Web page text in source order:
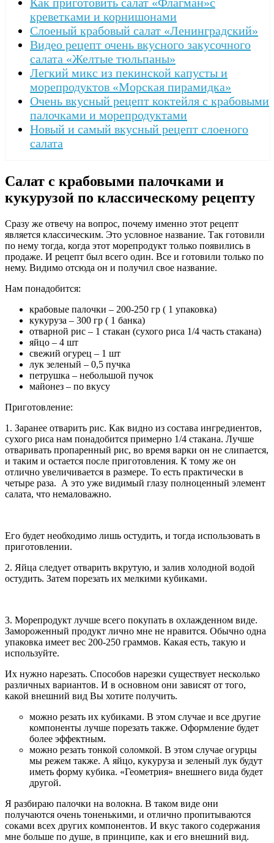
креветками и корнишонами
Слоеный крабовый салат «Ленинградский»
Видео рецепт очень вкусного закусочного
салата «Желтые тюльпаны»
Легкий микс из пекинской капусты и
морепродуктов «Морская пирамидка»
Очень вкусный рецепт коктейля с крабовыми
палочками и морепродуктами
Новый и самый вкусный рецепт слоеного
салата
Салат с крабовыми палочками и
кукурузой по классическому рецепту
Сразу же отвечу на вопрос, почему именно этот рецепт
является классическим. Это условное название. Так готовили
по нему тогда, когда этот морепродукт только появились в
продаже. И рецепт был всего один. Все и готовили только по
нему. Видимо отсюда он и получил свое название.
Нам понадобится:
крабовые палочки – 200-250 гр ( 1 упаковка)
кукуруза – 300 гр ( 1 банка)
отварной рис – 1 стакан (сухого риса 1/4 часть стакана)
яйцо – 4 шт
свежий огурец – 1 шт
лук зеленый – 0,5 пучка
петрушка – небольшой пучок
майонез – по вкусу
Приготовление:
1. Заранее отварить рис. Как видно из состава ингредиентов,
сухого риса нам понадобится примерно 1/4 стакана. Лучше
отваривать пропаренный рис, во время варки он не слипается,
и таким и остается после приготовления. К тому же он
отлично увеличивается в размере. То есть практически в
четыре раза. А это уже видимый глазу полноценный элемент
салата, что немаловажно.
Его будет необходимо лишь остудить, и тогда использовать в
приготовлении.
2. Яйца следует отварить вкрутую, и залив холодной водой
остудить. Затем порезать их мелкими кубиками.
3. Морепродукт лучше всего покупать в охлажденном виде.
Замороженный продукт лично мне не нравится. Обычно одна
упаковка имеет вес 200-250 граммов. Какая есть, такую и
используйте.
Их нужно нарезать. Способов нарезки существует несколько
различных вариантов. И в основном они зависят от того,
какой внешний вид Вы хотите получить.
можно резать их кубиками. В этом случае и все другие
компоненты лучше порезать также. Оформление будет
более эффектным.
можно резать тонкой соломкой. В этом случае огурцы
мы режем также. А яйцо, кукуруза и зеленый лук будут
иметь форму кубика. «Геометрия» внешнего вида будет
другой.
Я разбираю палочки на волокна. В таком виде они
получаются очень тоненькими, и отлично пропитываются
соками всех других компонентов. И вкус такого содержания
мне больше по душе, в принципе, как и его внешний вид.